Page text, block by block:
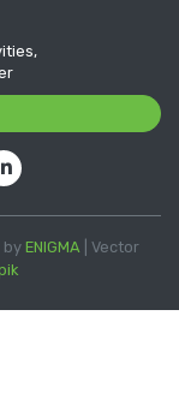
by ENIGMA | Vector